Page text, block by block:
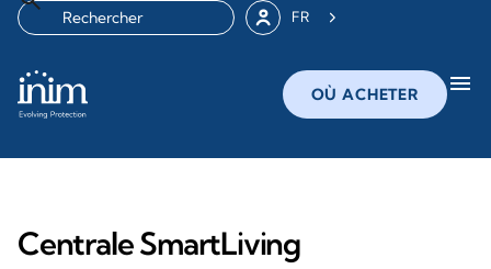
FR
OÙ ACHETER menu
Centrale SmartLiving